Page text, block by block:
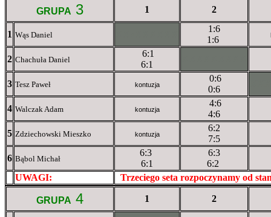
GRUPA 3 1 2
1 Wąs Daniel
1:6
1:6
2 Chachuła Daniel
6:1
6:1
3 Tesz Paweł kontuzja
0:6
0:6
4 Walczak Adam kontuzja
4:6
4:6
5 Zdziechowski Mieszko kontuzja
6:2
7:5
6 Bąbol Michał
6:1
6:3
6:2
UWAGI:
Trzeciego seta rozpoczynamy od
GRUPA 4 1 2